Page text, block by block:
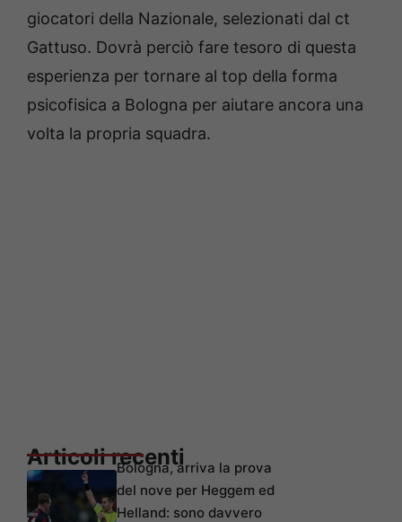
giocatori della Nazionale, selezionati dal ct
Gattuso. Dovrà perciò fare tesoro di questa
esperienza per tornare al top della forma
psicofisica a Bologna per aiutare ancora una
volta la propria squadra.
Articoli recentiBologna, arriva la prova
del nove per Heggem ed
Helland: sono davvero